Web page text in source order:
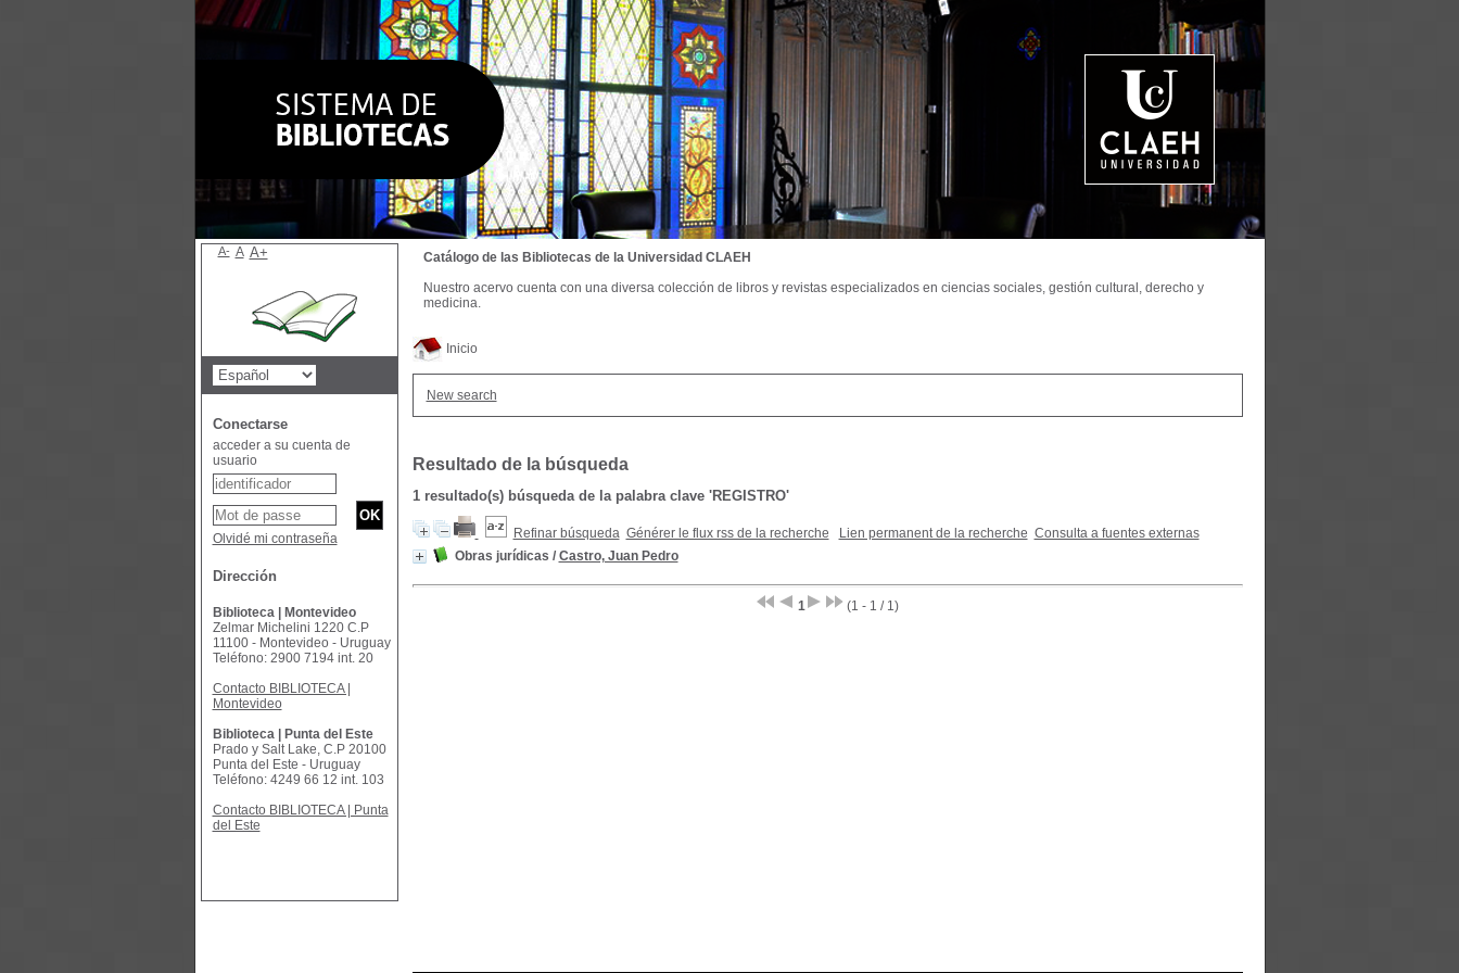
Inicio
New search
Resultado de la búsqueda
1 resultado(s) búsqueda de la palabra clave 'REGISTRO'
Refinar búsqueda Générer le flux rss de la recherche Lien permanent de la recherche Consulta a fuentes externas
Obras jurídicas / Castro, Juan Pedro
1 (1 - 1 / 1)
Catálogo de las Bibliotecas de la Universidad CLAEH
Nuestro acervo cuenta con una diversa colección de libros y revistas especializados en ciencias sociales, gestión cultural, derecho y
medicina.
A- A A+
Conectarse
acceder a su cuenta de
usuario
Olvidé mi contraseña
Dirección
Biblioteca | Montevideo
Zelmar Michelini 1220 C.P
11100 - Montevideo - Uruguay
Teléfono: 2900 7194 int. 20
Contacto BIBLIOTECA |
Montevideo
Biblioteca | Punta del Este
Prado y Salt Lake, C.P 20100
Punta del Este - Uruguay
Teléfono: 4249 66 12 int. 103
Contacto BIBLIOTECA | Punta
del Este